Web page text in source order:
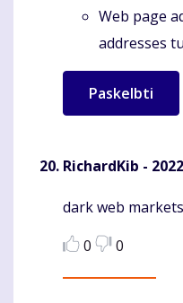
Web page
addresses
RichardKib -
Komentaras
dark web markets
0
0